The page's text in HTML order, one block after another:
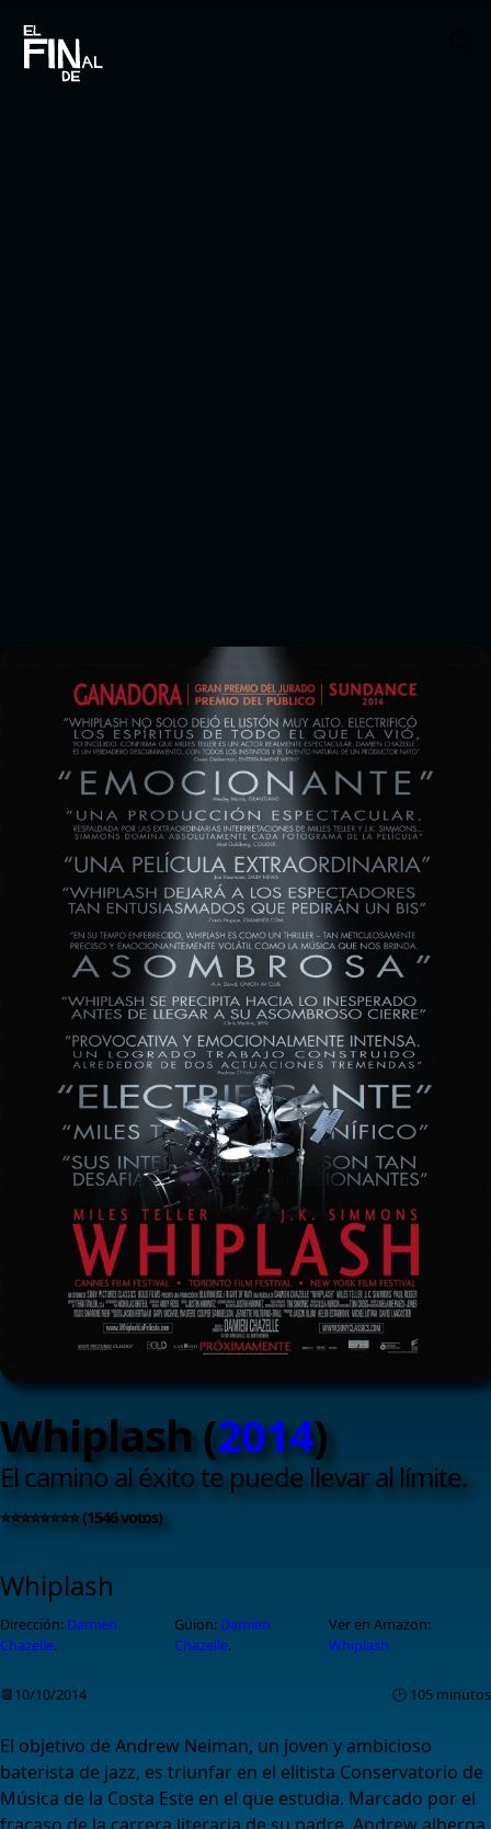
Whiplash (2014)
El camino al éxito te puede llevar al límite.
⭐⭐⭐⭐⭐⭐⭐⭐ (1546 votos)
Whiplash
Dirección: Damien
Chazelle.
Guion: Damien
Chazelle.
Ver en Amazon:
Whiplash
📆10/10/2014 🕑 105 minutos
El objetivo de Andrew Neiman, un joven y ambicioso
baterista de jazz, es triunfar en el elitista Conservatorio de
Música de la Costa Este en el que estudia. Marcado por el